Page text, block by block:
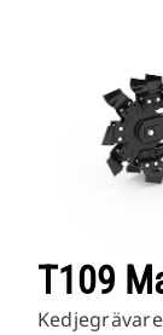
T109
Kedjegrävare